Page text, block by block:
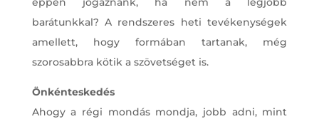
barátunkkal? A rendszeres heti tevékenységek
amellett, hogy formában tartanak, még
szorosabbra kötik a szövetséget is.
Önkénteskedés
Ahogy a régi mondás mondja, jobb adni, mint